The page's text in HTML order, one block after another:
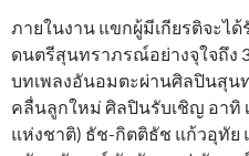
ภายในงาน แขกผู้มีเกียรติจะไ
ดนตรีสุนทราภรณ์อย่างจุใจถึง
บทเพลงอันอมตะผ่านศิลปินสุน
คลื่นลูกใหม่ ศิลปินรับเชิญ อา
แห่งชาติ) ธัช-กิตติธัช แก้วอุทัย